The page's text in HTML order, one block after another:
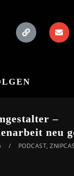
–
neu
PODCAST,